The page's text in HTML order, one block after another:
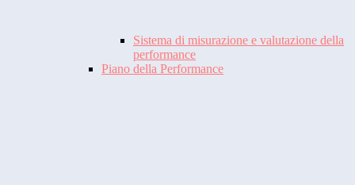
Sistema di misurazione e valutazione della
performance
Piano della Performance